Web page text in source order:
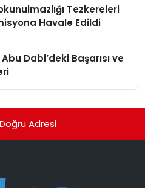
Tezkereleri
Havale Edildi
Abu Dabi’deki Başarısı ve
Adresi